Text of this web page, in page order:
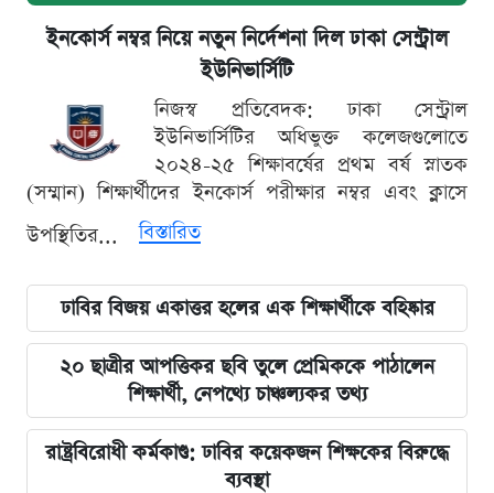
ইনকোর্স নম্বর নিয়ে নতুন নির্দেশনা দিল ঢাকা সেন্ট্রাল
ইউনিভার্সিটি
নিজস্ব প্রতিবেদক: ঢাকা সেন্ট্রাল
ইউনিভার্সিটির অধিভুক্ত কলেজগুলোতে
২০২৪-২৫ শিক্ষাবর্ষের প্রথম বর্ষ স্নাতক
(সম্মান) শিক্ষার্থীদের ইনকোর্স পরীক্ষার নম্বর এবং ক্লাসে
উপস্থিতির...
বিস্তারিত
ঢাবির বিজয় একাত্তর হলের এক শিক্ষার্থীকে বহিষ্কার
২০ ছাত্রীর আপত্তিকর ছবি তুলে প্রেমিককে পাঠালেন
শিক্ষার্থী, নেপথ্যে চাঞ্চল্যকর তথ্য
রাষ্ট্রবিরোধী কর্মকাণ্ড: ঢাবির কয়েকজন শিক্ষকের বিরুদ্ধে
ব্যবস্থা